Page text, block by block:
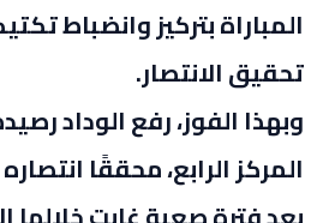
المباراة بتركيز وانضباط
تحقيق الانتصار.
المركز الرابع، محققًا